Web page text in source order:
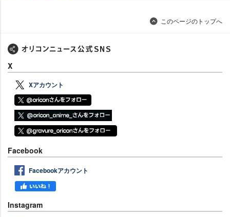
このページのトップへ
X
Xアカウント
Facebook
Facebookアカウント
Instagram